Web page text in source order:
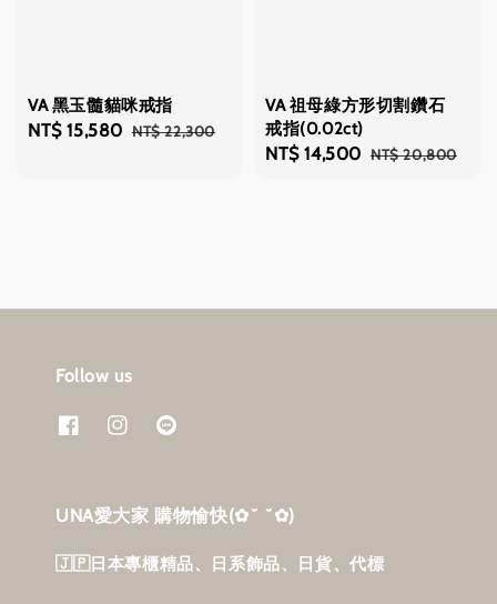
VA 黑玉髓貓咪戒指
Sale
NT$ 15,580 Regular
NT$ 22,300
VA 祖母綠方形切割鑽石
戒指(0.02ct)
Sale
NT$ 14,500 Regular
NT$ 20,800
Follow us
UNA愛大家 購物愉快‎(✿˘ ˘✿)
🇯🇵日本專櫃精品、日系飾品、日貨、代標